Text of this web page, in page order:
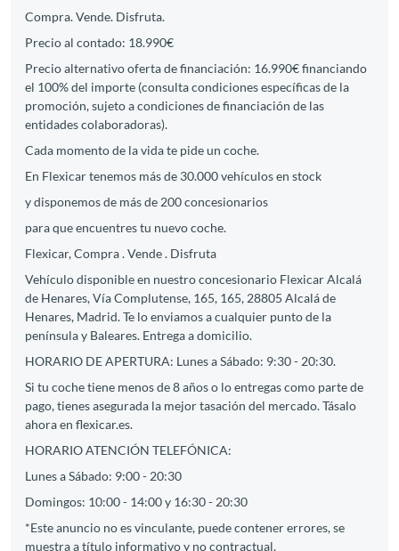
Compra. Vende. Disfruta.
Precio al contado: 18.990€
Precio alternativo oferta de financiación: 16.990€ financiando
el 100% del importe (consulta condiciones específicas de la
promoción, sujeto a condiciones de financiación de las
entidades colaboradoras).
Cada momento de la vida te pide un coche.
En Flexicar tenemos más de 30.000 vehículos en stock
y disponemos de más de 200 concesionarios
para que encuentres tu nuevo coche.
Flexicar, Compra . Vende . Disfruta
Vehículo disponible en nuestro concesionario Flexicar Alcalá
de Henares, Vía Complutense, 165, 165, 28805 Alcalá de
Henares, Madrid. Te lo enviamos a cualquier punto de la
península y Baleares. Entrega a domicilio.
HORARIO DE APERTURA: Lunes a Sábado: 9:30 - 20:30.
Si tu coche tiene menos de 8 años o lo entregas como parte de
pago, tienes asegurada la mejor tasación del mercado. Tásalo
ahora en flexicar.es.
HORARIO ATENCIÓN TELEFÓNICA:
Lunes a Sábado: 9:00 - 20:30
Domingos: 10:00 - 14:00 y 16:30 - 20:30
*Este anuncio no es vinculante, puede contener errores, se
muestra a título informativo y no contractual.